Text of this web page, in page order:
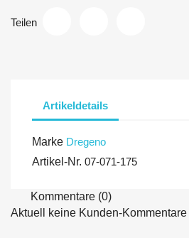
Teilen
Artikeldetails
Marke Dregeno
Artikel-Nr. 07-071-175
Kommentare (0)
Aktuell keine Kunden-Kommentare